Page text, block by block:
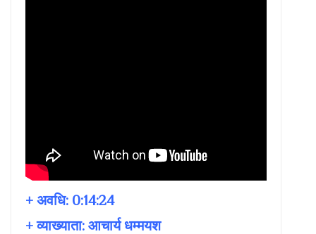
+ अवधि: 0:14:24
+ व्याख्याता: आचार्य धम्मयश